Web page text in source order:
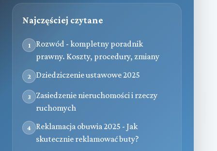
Najczęściej czytane
1
Rozwód - kompletny poradnik
prawny. Koszty, procedury, zmiany
2 Dziedziczenie ustawowe 2025
3
Zasiedzenie nieruchomości i rzeczy
ruchomych
4
Reklamacja obuwia 2025 - Jak
skutecznie reklamować buty?